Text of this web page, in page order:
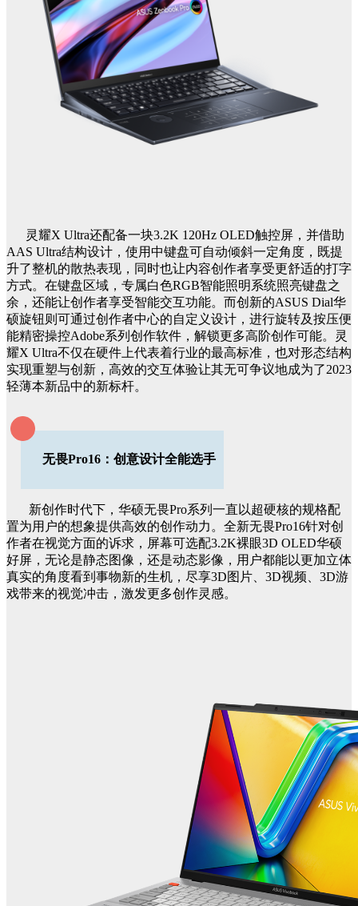
灵耀X Ultra还配备一块3.2K 120Hz OLED触控屏，并借助
AAS Ultra结构设计，使用中键盘可自动倾斜一定角度，既提
升了整机的散热表现，同时也让内容创作者享受更舒适的打字
方式。在键盘区域，专属白色RGB智能照明系统照亮键盘之
余，还能让创作者享受智能交互功能。而创新的ASUS Dial华
硕旋钮则可通过创作者中心的自定义设计，进行旋转及按压便
能精密操控Adobe系列创作软件，解锁更多高阶创作可能。灵
耀X Ultra不仅在硬件上代表着行业的最高标准，也对形态结构
实现重塑与创新，高效的交互体验让其无可争议地成为了2023
轻薄本新品中的新标杆。
无畏Pro16：创意设计全能选手
新创作时代下，华硕无畏Pro系列一直以超硬核的规格配
置为用户的想象提供高效的创作动力。全新无畏Pro16针对创
作者在视觉方面的诉求，屏幕可选配3.2K裸眼3D OLED华硕
好屏，无论是静态图像，还是动态影像，用户都能以更加立体
真实的角度看到事物新的生机，尽享3D图片、3D视频、3D游
戏带来的视觉冲击，激发更多创作灵感。